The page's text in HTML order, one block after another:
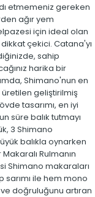
etmemeniz gereken
ağır yem
için ideal olan
çekici. Catana'yı
sahip
harika bir
Shimano'nun en
üretilen geliştirilmiş
tasarımı, en iyi
süre balık tutmayı
3 Shimano
balıkla oynarken
Rulmanın
Shimano makaraları
ile hem mono
doğruluğunu artıran